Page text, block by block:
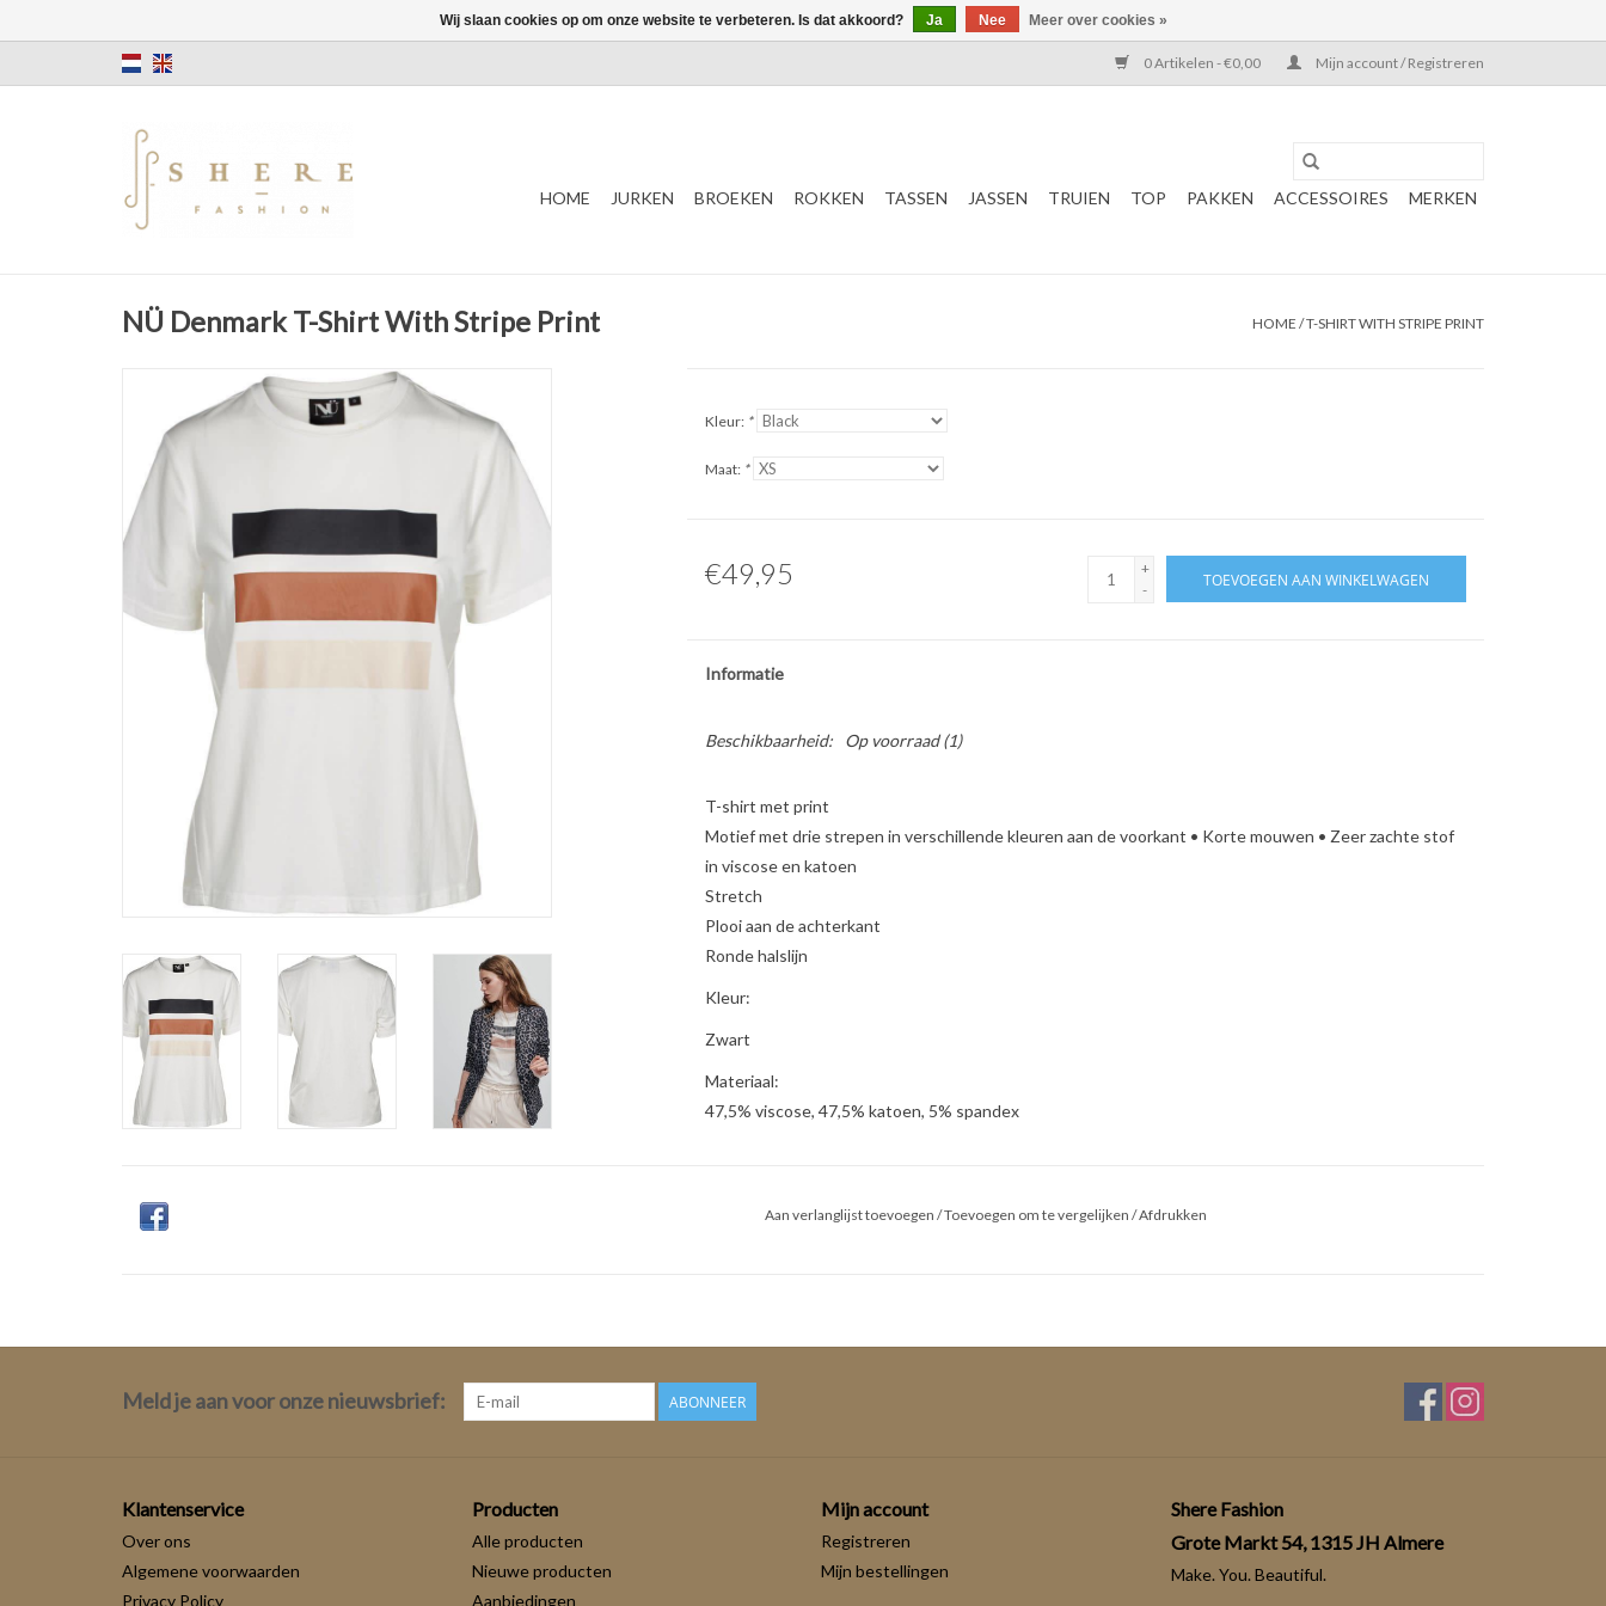
0 Artikelen - €0,00 Mijn account / Registreren
HOME JURKEN BROEKEN ROKKEN TASSEN JASSEN TRUIEN TOP PAKKEN ACCESSOIRES MERKEN
NÜ Denmark T-Shirt With Stripe Print HOME /T-SHIRT WITH STRIPE PRINT
Kleur: *
Maat: *
€49,95
+
-
TOEVOEGEN AAN WINKELWAGEN
Informatie
Beschikbaarheid: Op voorraad(1)
T-shirt met print
Motief met drie strepen in verschillende kleuren aan de voorkant • Korte mouwen • Zeer zachte stof
in viscose en katoen
Stretch
Plooi aan de achterkant
Ronde halslijn
Kleur:
Zwart
Materiaal:
47,5% viscose, 47,5% katoen, 5% spandex
Aan verlanglijst toevoegen/Toevoegen om te vergelijken/Afdrukken
Meld je aan voor onze nieuwsbrief: ABONNEER
Klantenservice
Over ons
Algemene voorwaarden
Privacy Policy
Producten
Alle producten
Nieuwe producten
Aanbiedingen
Mijn account
Registreren
Mijn bestellingen
Shere Fashion
Grote Markt 54, 1315 JH Almere
Make. You. Beautiful.
Wij slaan cookies op om onze website te verbeteren. Is dat akkoord? Ja Nee Meer over cookies »